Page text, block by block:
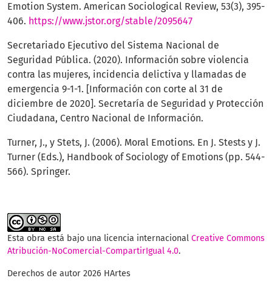
Emotion System. American Sociological Review, 53(3), 395-
406. https://www.jstor.org/stable/2095647
Secretariado Ejecutivo del Sistema Nacional de
Seguridad Pública. (2020). Información sobre violencia
contra las mujeres, incidencia delictiva y llamadas de
emergencia 9-1-1. [Información con corte al 31 de
diciembre de 2020]. Secretaría de Seguridad y Protección
Ciudadana, Centro Nacional de Información.
Turner, J., y Stets, J. (2006). Moral Emotions. En J. Stests y J.
Turner (Eds.), Handbook of Sociology of Emotions (pp. 544-
566). Springer.
Esta obra está bajo una licencia internacional Creative Commons
Atribución-NoComercial-CompartirIgual 4.0.
Derechos de autor 2026 HArtes